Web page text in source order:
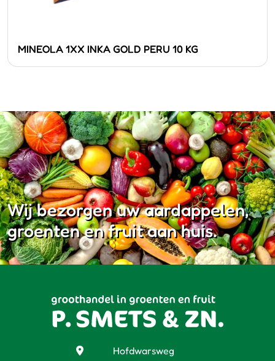
MINEOLA 1XX INKA GOLD PERU 10 KG
Wij bezorgen uw aardappelen,
groenten en fruit aan huis.
Hofdwarsweg